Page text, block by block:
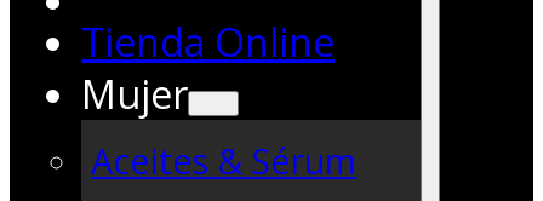
Tienda Online
Mujer
Aceites & Sérum